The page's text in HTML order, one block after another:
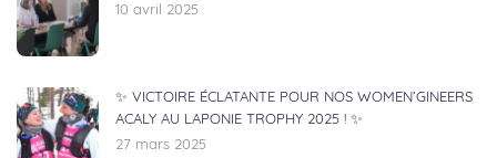
10 avril 2025
✨ VICTOIRE ÉCLATANTE POUR NOS WOMEN’GINEERS
ACALY AU LAPONIE TROPHY 2025 ! ✨
27 mars 2025